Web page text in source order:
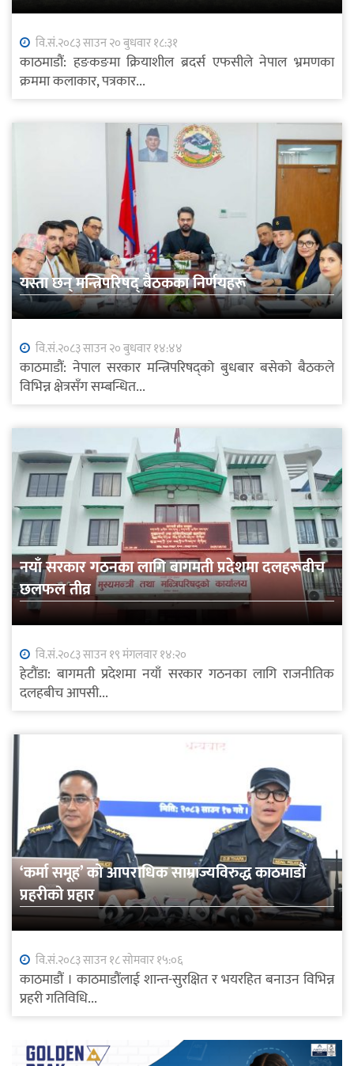
वि.सं.२०८३ साउन २० बुधवार १८:३१
काठमाडौं: हङकङमा क्रियाशील ब्रदर्स एफसीले नेपाल भ्रमणका
क्रममा कलाकार, पत्रकार...
यस्ता छन् मन्त्रिपरिषद् बैठकका निर्णयहरू
वि.सं.२०८३ साउन २० बुधवार १४:४४
काठमाडौं: नेपाल सरकार मन्त्रिपरिषद्को बुधबार बसेको बैठकले
विभिन्न क्षेत्रसँग सम्बन्धित...
नयाँ सरकार गठनका लागि बागमती प्रदेशमा दलहरूबीच
छलफल तीव्र
वि.सं.२०८३ साउन १९ मंगलवार १४:२०
हेटौंडा: बागमती प्रदेशमा नयाँ सरकार गठनका लागि राजनीतिक
दलहबीच आपसी...
‘कर्मा समूह’ को आपराधिक साम्राज्यविरुद्ध काठमाडौं
प्रहरीको प्रहार
वि.सं.२०८३ साउन १८ सोमवार १५:०६
काठमाडौं । काठमाडौंलाई शान्त-सुरक्षित र भयरहित बनाउन विभिन्न
प्रहरी गतिविधि...